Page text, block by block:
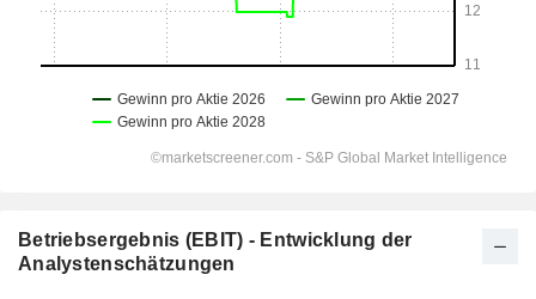
Betriebsergebnis (EBIT) - Entwicklung der
Analystenschätzungen